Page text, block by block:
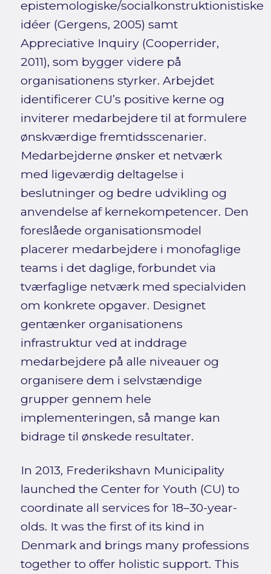
epistemologiske/socialkonstruktionistiske
idéer (Gergens, 2005) samt
Appreciative Inquiry (Cooperrider,
2011), som bygger videre på
organisationens styrker. Arbejdet
identificerer CU’s positive kerne og
inviterer medarbejdere til at formulere
ønskværdige fremtidsscenarier.
Medarbejderne ønsker et netværk
med ligeværdig deltagelse i
beslutninger og bedre udvikling og
anvendelse af kernekompetencer. Den
foreslåede organisationsmodel
placerer medarbejdere i monofaglige
teams i det daglige, forbundet via
tværfaglige netværk med specialviden
om konkrete opgaver. Designet
gentænker organisationens
infrastruktur ved at inddrage
medarbejdere på alle niveauer og
organisere dem i selvstændige
grupper gennem hele
implementeringen, så mange kan
bidrage til ønskede resultater.
In 2013, Frederikshavn Municipality
launched the Center for Youth (CU) to
coordinate all services for 18–30-year-
olds. It was the first of its kind in
Denmark and brings many professions
together to offer holistic support. This